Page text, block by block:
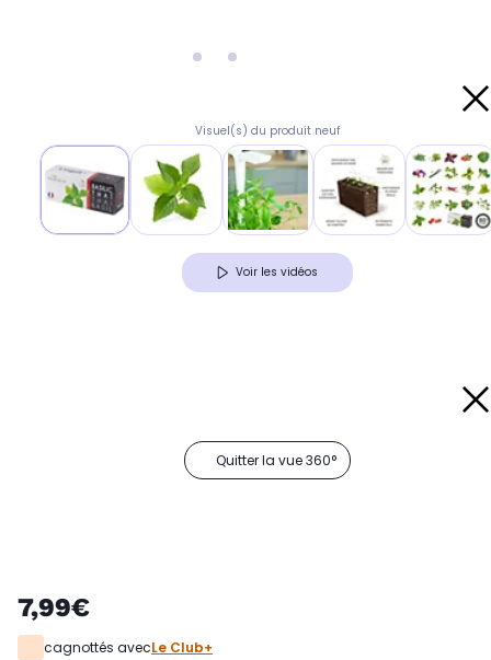
Visuel(s) du produit neuf
Voir les vidéos
Quitter la vue 360°
7,99€
cagnottés avecLe Club+